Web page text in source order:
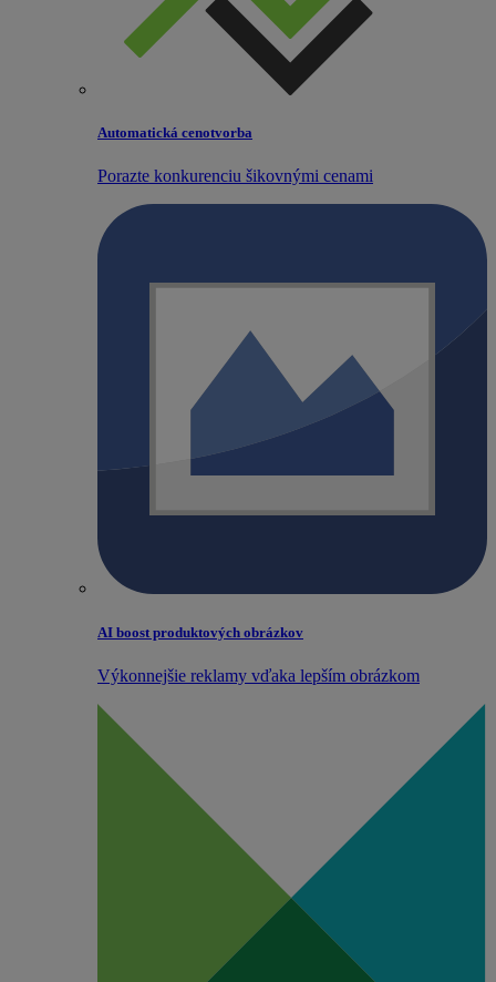
Automatická cenotvorba
Porazte konkurenciu šikovnými cenami
AI boost produktových obrázkov
Výkonnejšie reklamy vďaka lepším obrázkom